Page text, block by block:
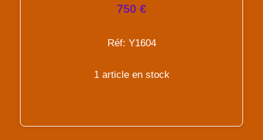
750 €
Réf: Y1604
1 article en stock